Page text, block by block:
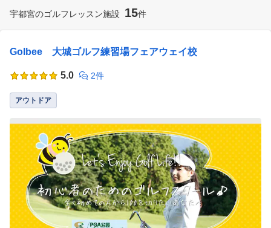
宇都宮のゴルフレッスン施設 15件
Golbee 大城ゴルフ練習場フェアウェイ校
5.0 2件
アウトドア